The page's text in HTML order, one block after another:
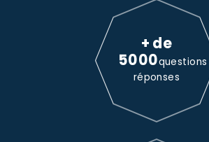
+ de
5000questions
réponses